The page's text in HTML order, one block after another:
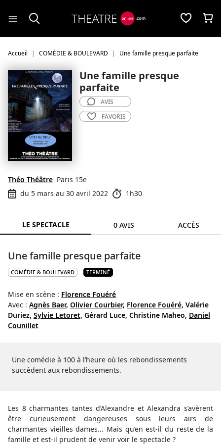
Accueil COMÉDIE & BOULEVARD Une famille presque parfaite
Une famille presque
parfaite
Théo Théâtre Paris 15e
du 5 mars au 30 avril 2022
1h30
AVIS
FAVORIS
LE SPECTACLE 0 AVIS ACCÈS
Une famille presque parfaite
COMÉDIE & BOULEVARD TERMINÉ
Mise en scène : Florence Fouéré
Avec : Agnès Baer, Olivier Courbier, Florence Fouéré, Valérie
Duriez, Sylvie Letoret, Gérard Luce, Christine Maheo, Daniel
Counillet
Une comédie à 100 à l’heure où les rebondissements
succèdent aux rebondissements.
Les 8 charmantes tantes d’Alexandre et Alexandra s’avèrent
être curieusement dangereuses sous leurs airs de
charmantes vieilles dames... Mais qu’en est-il du reste de la
famille et est-il prudent de venir voir le spectacle ?